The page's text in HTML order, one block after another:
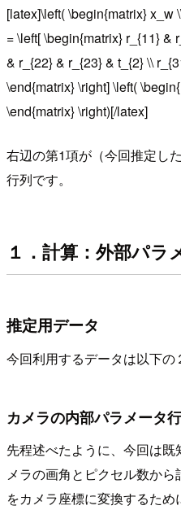
[latex]\left( \begin{matrix} x_w
= \left[ \begin{matrix} r_{11} &
& r_{22} & r_{23} & t_{2} \\
\end{matrix} \right] \left(
\end{matrix} \right)[/latex]
右辺の第1項が（今回推定し
行列です。
１．計算：外部パラ
推定用データ
今回利用するデータは以下の
カメラの内部パラメータ
先程述べたように、今回は
メラの画角とピクセル数か
をカメラ座標に変換するため